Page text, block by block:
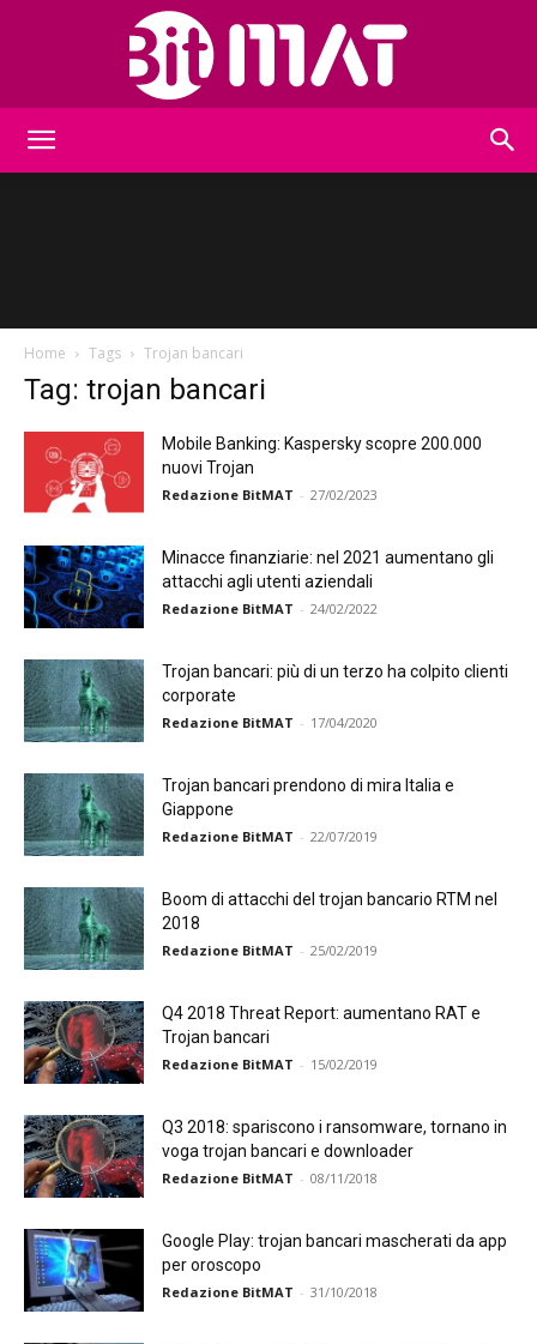
Home Tags Trojan bancari
Tag: trojan bancari
Mobile Banking: Kaspersky scopre 200.000
nuovi Trojan
Redazione BitMAT - 27/02/2023
Minacce finanziarie: nel 2021 aumentano gli
attacchi agli utenti aziendali
Redazione BitMAT - 24/02/2022
Trojan bancari: più di un terzo ha colpito clienti
corporate
Redazione BitMAT - 17/04/2020
Trojan bancari prendono di mira Italia e
Giappone
Redazione BitMAT - 22/07/2019
Boom di attacchi del trojan bancario RTM nel
2018
Redazione BitMAT - 25/02/2019
Q4 2018 Threat Report: aumentano RAT e
Trojan bancari
Redazione BitMAT - 15/02/2019
Q3 2018: spariscono i ransomware, tornano in
voga trojan bancari e downloader
Redazione BitMAT - 08/11/2018
Google Play: trojan bancari mascherati da app
per oroscopo
Redazione BitMAT - 31/10/2018